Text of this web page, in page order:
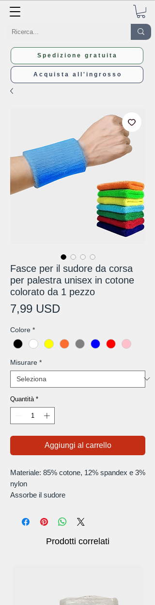
Spedizione gratuita
Acquista all'ingrosso
Fasce per il sudore da corsa
per palestra unisex in cotone
colorato da 1 pezzo
7,99 USDPrezzo
Colore *
Misurare *
Quantità *
Aggiungi al carrello
Materiale: 85% cotone, 12% spandex e 3%
nylon
Assorbe il sudore
mm, 80x100 mm, 80x150 mm
Prodotti correlati